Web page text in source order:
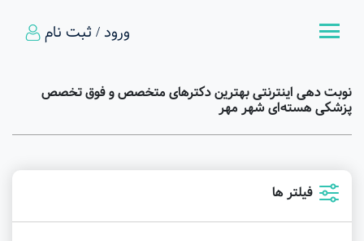
ورود / ثبت نام
نوبت دهی اینترنتی بهترین دکترهای متخصص و فوق تخصص
پزشکی هسته‌ای شهر مهر
فیلتر ها